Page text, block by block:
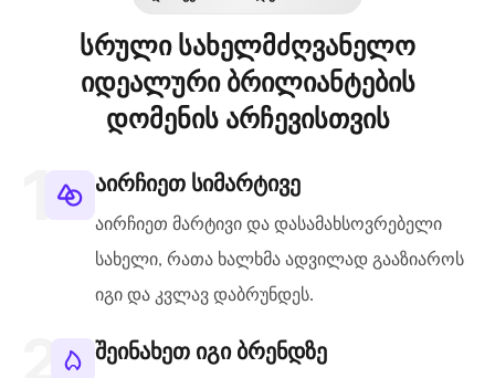
სრული სახელმძღვანელო
იდეალური ბრილიანტების
დომენის არჩევისთვის
აირჩიეთ სიმარტივე
აირჩიეთ მარტივი და დასამახსოვრებელი
სახელი, რათა ხალხმა ადვილად გააზიაროს
იგი და კვლავ დაბრუნდეს.
შეინახეთ იგი ბრენდზე